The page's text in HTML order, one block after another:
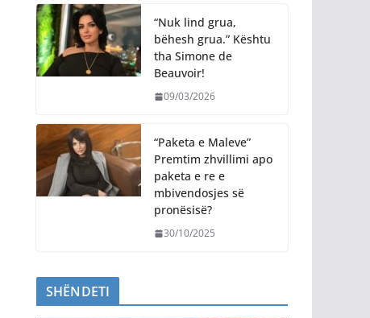
“Nuk lind grua,
bëhesh grua.” Kështu
tha Simone de
Beauvoir!
09/03/2026
“Paketa e Maleve”
Premtim zhvillimi apo
paketa e re e
mbivendosjes së
pronësisë?
30/10/2025
SHËNDETI